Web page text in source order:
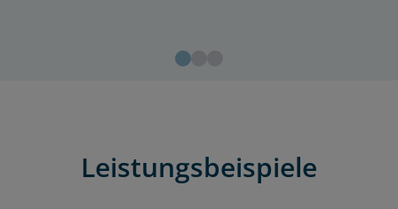
Leistungsbeispiele